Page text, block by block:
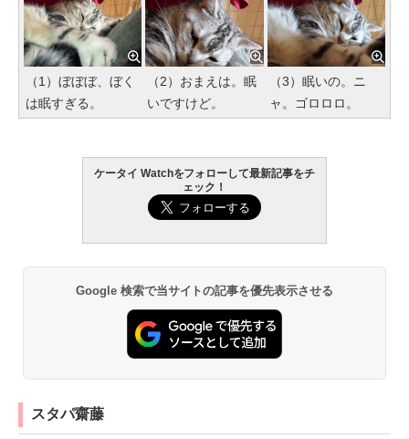
（1）ぼぼぼ、ぼく
は眠すぎる。
（2）おまえは。眠
いですけど。
（3）眠いの。ニ
ャ。ゴロロロ。
ケータイ Watchをフォローして最新記事をチ
ェック！
Google 検索で当サイトの記事を優先表示させる
スタパ齋藤